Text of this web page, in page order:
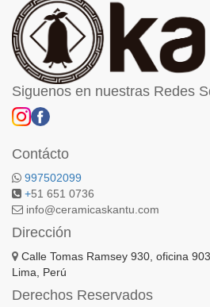
Siguenos en nuestras Redes
Contácto
997502099
+51 651 0736
info@ceramicaskantu.com
Dirección
Calle Tomas Ramsey 930, oficina
Lima, Perú
Derechos Reservados